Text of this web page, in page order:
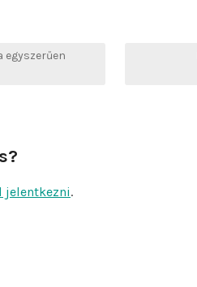
egyszerűen
jelentkezni.